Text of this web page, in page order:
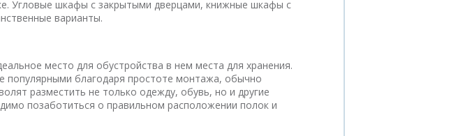
Угловые шкафы с закрытыми дверцами, книжные шкафы с
варианты.
место для обустройства в нем места для хранения.
популярными благодаря простоте монтажа, обычно
разместить не только одежду, обувь, но и другие
позаботиться о правильном расположении полок и